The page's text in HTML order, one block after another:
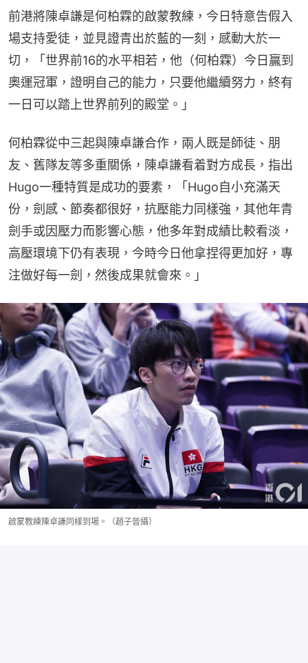
前港將陳卓謙是何柏霖的啟蒙教練，今日特意告假入
場支持愛徒，並見證青出於藍的一刻，感動大於一
切，「世界前16的水平相若，他（何柏霖）今日贏到
奧運冠軍，證明自己的能力，只要他繼續努力，終有
一日可以踏上世界前列的殿堂。」
何柏霖從中三起與陳卓謙合作，兩人既是師徒、朋
友、舊隊友等多重關係，陳卓謙看着對方成長，指出
Hugo一種特質是成功的要素，「Hugo自小充滿天
份，劍感、節奏都很好，抗壓能力同樣強，其他年青
劍手或因壓力而影響心態，他多年對成績比較看淡，
高壓環境下仍有表現，今時今日他拿捏得更加好，專
注做好每一劍，然後成果就會來。」
啟蒙教練陳卓謙同樣到場。（趙子晉攝）